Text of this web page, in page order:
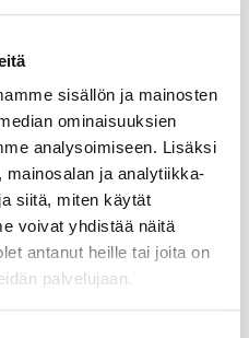
sisällön ja mainosten
ominaisuuksien
analysoimiseen. Lisäksi
ja analytiikka-
siitä, miten käytät
voivat yhdistää näitä
antanut heille tai joita on
palvelujaan.